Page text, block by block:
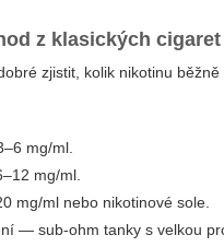
z klasických cigaret
zjistit, kolik nikotinu
mg/ml.
mg/ml.
mg/ml nebo nikotinové sole.
— sub-ohm tanky s velkou